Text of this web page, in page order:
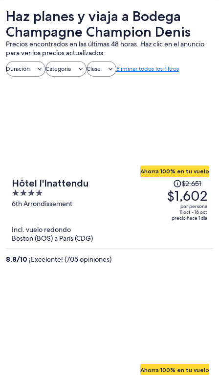
Haz planes y viaja a Bodega
Champagne Champion Denis
Precios encontrados en las últimas 48 horas. Haz clic en el anuncio
para ver los precios actualizados.
Duración Categoría Clase Eliminar todos los filtros
Hôtel l'Inattendu
4
out
6th Arrondissement
Ahorra 100% en tu vuelo
precio
era
$2,651
$2,651
$1,602
por persona
11 oct - 16 oct
precio hace 1 día
Incl. vuelo redondo
Boston (BOS) a París (CDG)
8.8/10 ¡Excelente! (705 opiniones)
Ahorra 100% en tu vuelo